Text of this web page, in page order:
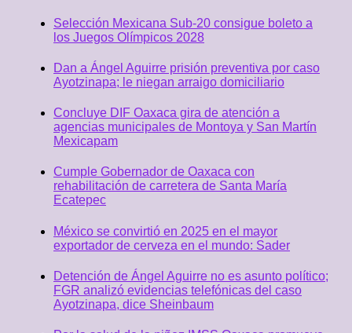
Selección Mexicana Sub-20 consigue boleto a
los Juegos Olímpicos 2028
Dan a Ángel Aguirre prisión preventiva por caso
Ayotzinapa; le niegan arraigo domiciliario
Concluye DIF Oaxaca gira de atención a
agencias municipales de Montoya y San Martín
Mexicapam
Cumple Gobernador de Oaxaca con
rehabilitación de carretera de Santa María
Ecatepec
México se convirtió en 2025 en el mayor
exportador de cerveza en el mundo: Sader
Detención de Ángel Aguirre no es asunto político;
FGR analizó evidencias telefónicas del caso
Ayotzinapa, dice Sheinbaum